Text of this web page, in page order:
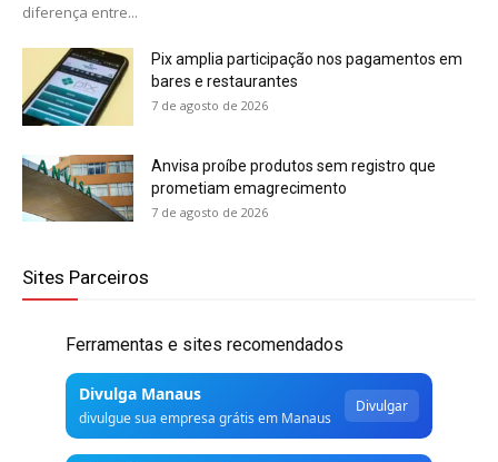
diferença entre...
Pix amplia participação nos pagamentos em
bares e restaurantes
7 de agosto de 2026
Anvisa proíbe produtos sem registro que
prometiam emagrecimento
7 de agosto de 2026
Sites Parceiros
Ferramentas e sites recomendados
Divulga Manaus
divulgue sua empresa grátis em Manaus
Divulgar